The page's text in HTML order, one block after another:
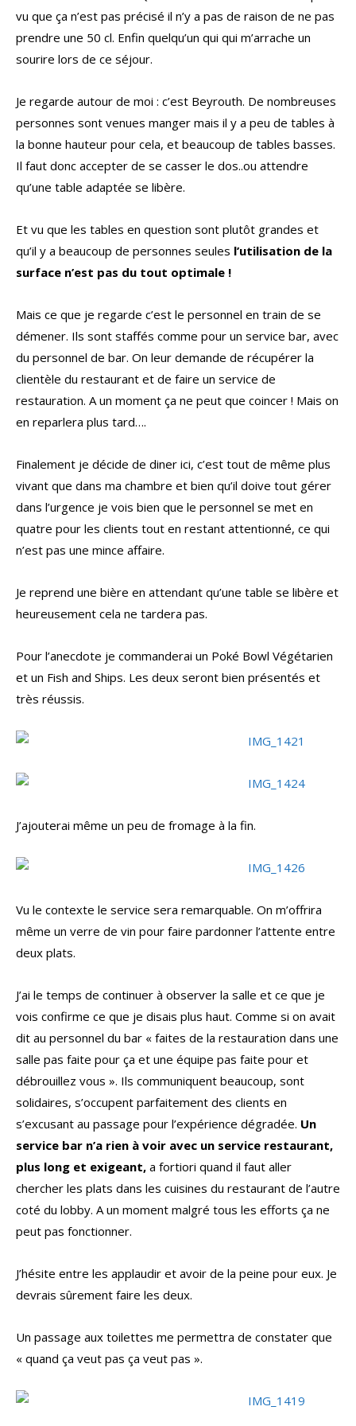
vu que ça n’est pas précisé il n’y a pas de raison de ne pas
prendre une 50 cl. Enfin quelqu’un qui qui m’arrache un
sourire lors de ce séjour.
Je regarde autour de moi : c’est Beyrouth. De nombreuses
personnes sont venues manger mais il y a peu de tables à
la bonne hauteur pour cela, et beaucoup de tables basses.
Il faut donc accepter de se casser le dos..ou attendre
qu’une table adaptée se libère.
Et vu que les tables en question sont plutôt grandes et
qu’il y a beaucoup de personnes seules l’utilisation de la
surface n’est pas du tout optimale !
Mais ce que je regarde c’est le personnel en train de se
démener. Ils sont staffés comme pour un service bar, avec
du personnel de bar. On leur demande de récupérer la
clientèle du restaurant et de faire un service de
restauration. A un moment ça ne peut que coincer ! Mais on
en reparlera plus tard….
Finalement je décide de diner ici, c’est tout de même plus
vivant que dans ma chambre et bien qu’il doive tout gérer
dans l’urgence je vois bien que le personnel se met en
quatre pour les clients tout en restant attentionné, ce qui
n’est pas une mince affaire.
Je reprend une bière en attendant qu’une table se libère et
heureusement cela ne tardera pas.
Pour l’anecdote je commanderai un Poké Bowl Végétarien
et un Fish and Ships. Les deux seront bien présentés et
très réussis.
J’ajouterai même un peu de fromage à la fin.
Vu le contexte le service sera remarquable. On m’offrira
même un verre de vin pour faire pardonner l’attente entre
deux plats.
J’ai le temps de continuer à observer la salle et ce que je
vois confirme ce que je disais plus haut. Comme si on avait
dit au personnel du bar « faites de la restauration dans une
salle pas faite pour ça et une équipe pas faite pour et
débrouillez vous ». Ils communiquent beaucoup, sont
solidaires, s’occupent parfaitement des clients en
s’excusant au passage pour l’expérience dégradée. Un
service bar n’a rien à voir avec un service restaurant,
plus long et exigeant, a fortiori quand il faut aller
chercher les plats dans les cuisines du restaurant de l’autre
coté du lobby. A un moment malgré tous les efforts ça ne
peut pas fonctionner.
J’hésite entre les applaudir et avoir de la peine pour eux. Je
devrais sûrement faire les deux.
Un passage aux toilettes me permettra de constater que
« quand ça veut pas ça veut pas ».